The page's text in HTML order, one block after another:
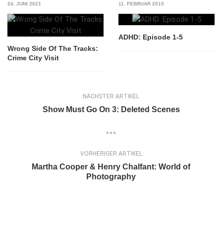
24. JUNI 2021
Wrong Side Of The Tracks:
Crime City Visit
11. FEBRUAR 2015
ADHD: Episode 1-5
NÄCHSTER ARTIKEL
Show Must Go On 3: Deleted Scenes
VORHERIGER ARTIKEL
Martha Cooper & Henry Chalfant: World of
Photography